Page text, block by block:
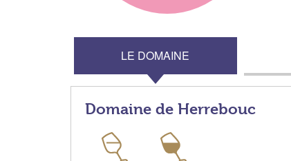
LE DOMAINE
Domaine de Herrebouc